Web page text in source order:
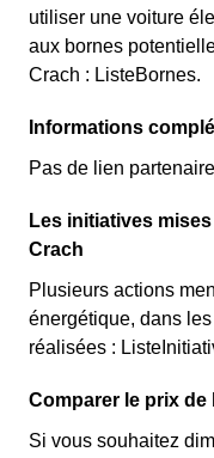
utiliser une voiture
aux bornes
Crach : ListeBornes.
Informations
Pas de lien
Les initiatives
Crach
Plusieurs actions
énergétique, dans
réalisées :
Comparer le prix de
Si vous souhaitez